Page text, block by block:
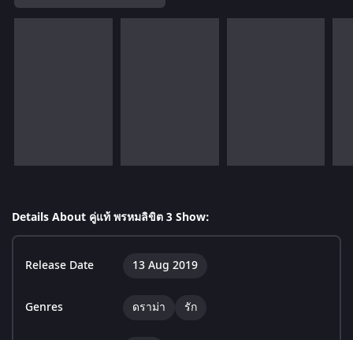
Details About คู่แท้ พรหมลิขิต 3 Show:
Release Date 13 Aug 2019
Genres ดราม่า รัก